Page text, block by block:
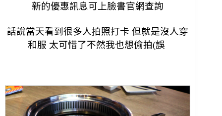
新的優惠訊息可上臉書官網查詢
話說當天看到很多人拍照打卡 但就是沒人穿
和服 太可惜了不然我也想偷拍(誤